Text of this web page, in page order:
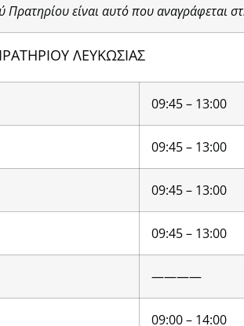
είναι αυτό που αναγράφεται
ΛΕΥΚΩΣΙΑΣ
09:45 – 13:00
09:45 – 13:00
09:45 – 13:00
09:45 – 13:00
————
09:00 – 14:00